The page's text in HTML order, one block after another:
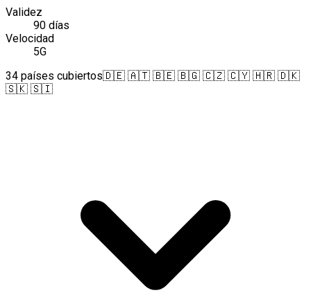
Validez
90 días
Velocidad
5G
34 países cubiertos🇩🇪 🇦🇹 🇧🇪 🇧🇬 🇨🇿 🇨🇾 🇭🇷 🇩🇰
🇸🇰 🇸🇮